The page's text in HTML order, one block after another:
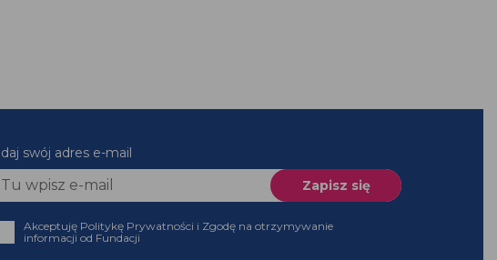
swój adres e-mail
Akceptuję Politykę Prywatności i Zgodę na otrzymywanie
informacji od Fundacji